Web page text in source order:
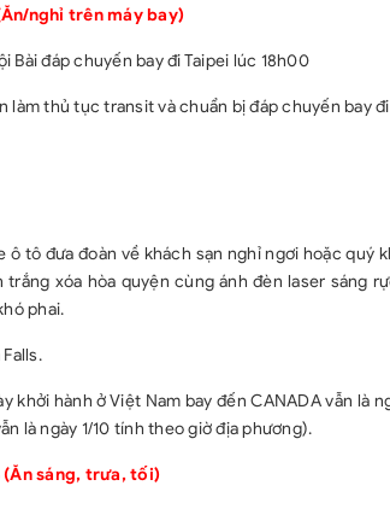
nghỉ trên máy bay)
Bài đáp chuyến bay đi Taipei lúc 18h00
làm thủ tục transit và chuẩn bị đáp chuyến bay
ô tô đưa đoàn về khách sạn nghỉ ngơi hoặc quý
xóa hòa quyện cùng ánh đèn laser sáng
phai.
khởi hành ở Việt Nam bay đến CANADA vẫn là
là ngày 1/10 tính theo giờ địa phương).
(Ăn sáng, trưa, tối)